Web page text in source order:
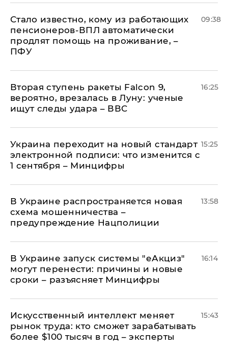
Стало известно, кому из работающих
пенсионеров-ВПЛ автоматически
продлят помощь на проживание, –
ПФУ
09:38
Вторая ступень ракеты Falcon 9,
вероятно, врезалась в Луну: ученые
ищут следы удара – ВВС
16:25
Украина переходит на новый стандарт
электронной подписи: что изменится с
1 сентября – Минцифры
15:25
В Украине распространяется новая
схема мошенничества –
предупреждение Нацполиции
13:58
В Украине запуск системы "еАкциз"
могут перенести: причины и новые
сроки – разъясняет Минцифры
16:14
Искусственный интеллект меняет
рынок труда: кто сможет зарабатывать
более $100 тысяч в год – эксперты
15:43